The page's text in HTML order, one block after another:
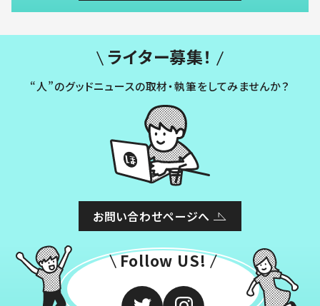
ライター募集！
“人”のグッドニュースの取材・執筆をしてみませんか？
お問い合わせページへ
Follow US!